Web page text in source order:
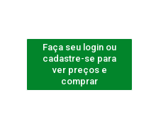
Faça seu login ou
cadastre-se para
ver preços e
comprar